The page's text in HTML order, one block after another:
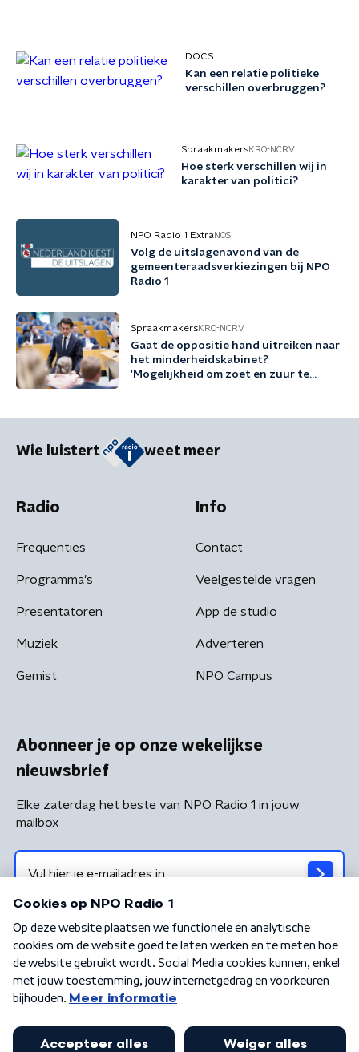
DOCS
Kan een relatie politieke
verschillen overbruggen?
SpraakmakersKRO-NCRV
Hoe sterk verschillen wij in
karakter van politici?
NPO Radio 1 Extra NOS
Volg de uitslagenavond van de
gemeenteraadsverkiezingen bij NPO
Radio 1
SpraakmakersKRO-NCRV
Gaat de oppositie hand uitreiken naar
het minderheidskabinet?
'Mogelijkheid om zoet en zuur te
Wie luistert weet meer
Radio
Frequenties
Programma's
Presentatoren
Muziek
Gemist
Info
Contact
Veelgestelde vragen
App de studio
Adverteren
NPO Campus
Abonneer je op onze wekelijkse
nieuwsbrief
Elke zaterdag het beste van NPO Radio 1 in jouw
mailbox
Algemene voorwaarden